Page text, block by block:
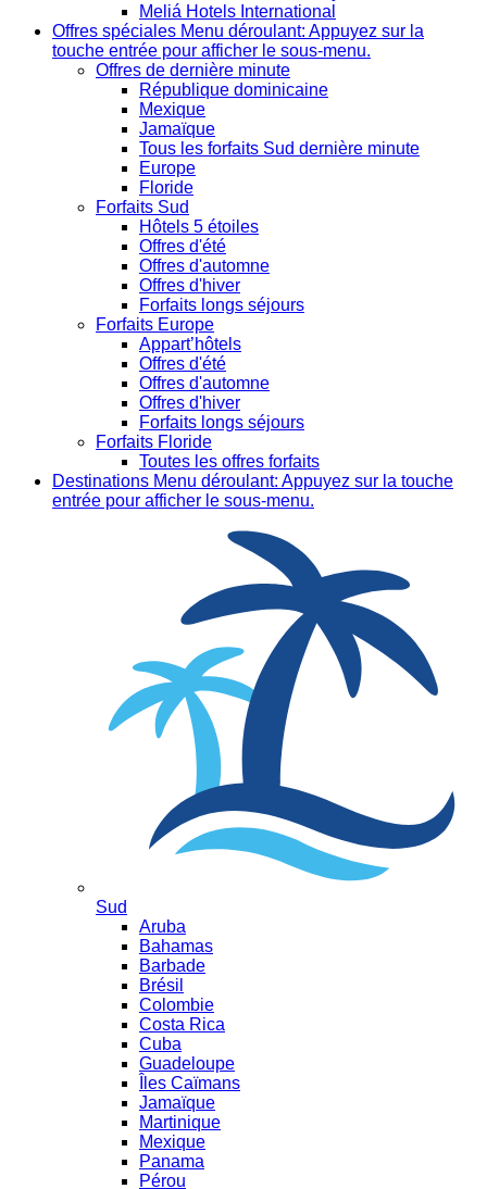
Meliá Hotels International
Offres spéciales Menu déroulant: Appuyez sur la
touche entrée pour afficher le sous-menu.
Offres de dernière minute
République dominicaine
Mexique
Jamaïque
Tous les forfaits Sud dernière minute
Europe
Floride
Forfaits Sud
Hôtels 5 étoiles
Offres d'été
Offres d'automne
Offres d'hiver
Forfaits longs séjours
Forfaits Europe
Appart’hôtels
Offres d'été
Offres d'automne
Offres d'hiver
Forfaits longs séjours
Forfaits Floride
Toutes les offres forfaits
Destinations Menu déroulant: Appuyez sur la touche
entrée pour afficher le sous-menu.
Sud
Aruba
Bahamas
Barbade
Brésil
Colombie
Costa Rica
Cuba
Guadeloupe
Îles Caïmans
Jamaïque
Martinique
Mexique
Panama
Pérou